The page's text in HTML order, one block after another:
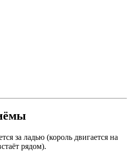
за ладью (король двигается на
рядом).